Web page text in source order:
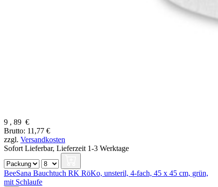
9 , 89 €
Brutto: 11,77 €
zzgl. Versandkosten
Sofort Lieferbar, Lieferzeit 1-3 Werktage
BeeSana Bauchtuch RK RöKo, unsteril, 4-fach, 45 x 45 cm, grün,
mit Schlaufe